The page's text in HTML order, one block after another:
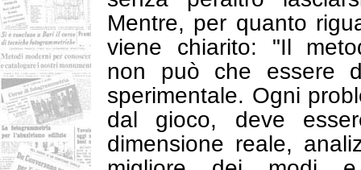
Mentre, per quanto
viene chiarito: "Il
non può che essere
sperimentale. Ogni
dal gioco, deve
dimensione reale,